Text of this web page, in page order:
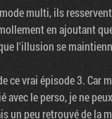
multi, ils
en ajoutant
l'illusion se
ce vrai épisode 3. Car
avec le perso, je ne
un peu retrouvé de la